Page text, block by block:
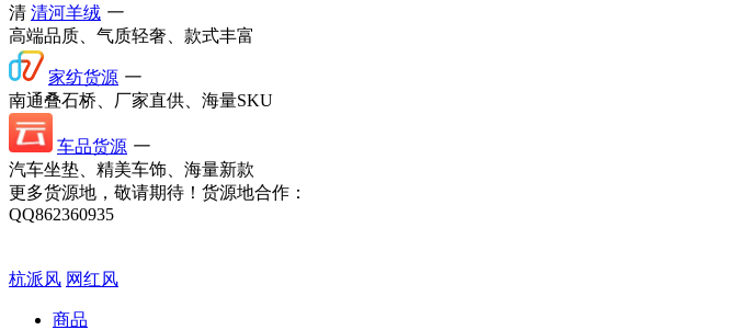
清 清河羊绒 一
高端品质、气质轻奢、款式丰富
家纺货源 一
南通叠石桥、厂家直供、海量SKU
车品货源 一
汽车坐垫、精美车饰、海量新款
更多货源地，敬请期待！ 货源地合作：
QQ862360935
杭派风 网红风
商品